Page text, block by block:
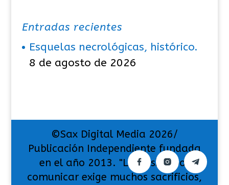
Entradas recientes
Esquelas necrológicas, histórico.
8 de agosto de 2026
©Sax Digital Media 2026/
Publicación Independiente fundada
en el año 2013. "La pasión por
comunicar exige muchos sacrificios,